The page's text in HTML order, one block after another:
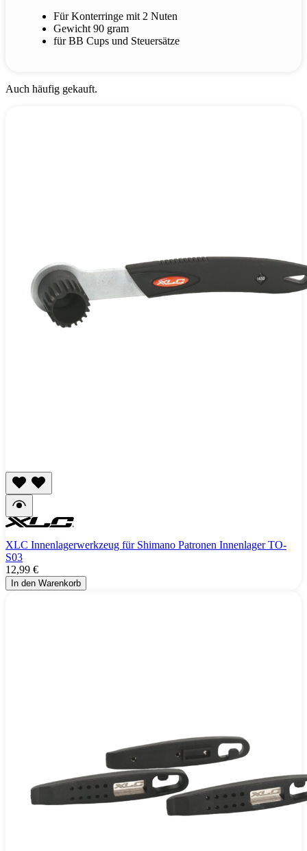
Für Konterringe mit 2 Nuten
Gewicht 90 gram
für BB Cups und Steuersätze
Auch häufig gekauft.
XLC Innenlagerwerkzeug für Shimano Patronen Innenlager TO-
S03
12,99 €
In den Warenkorb